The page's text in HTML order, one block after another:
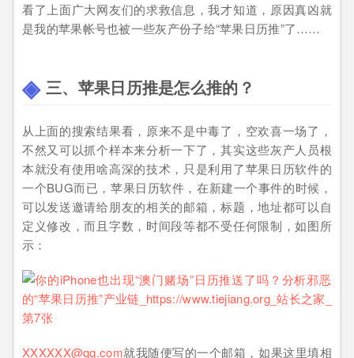
看了上面广大网友们的求救信息，我才知道，原因真凶就
是我的苹果帐号也被一些灰产份子给“苹果日历推”了……
三、苹果日历推是怎么推的？
从上面的搜索结果看，原来不是中毒了，空欢喜一场了，
不然又可以抓个样本来分析一下了，其实这些灰产人员根
本就没有使用啥高深的技术，只是利用了苹果日历软件的
一个BUG而已，苹果日历软件，在新建一个事件的时候，
可以发送邀请给朋友的相关的邮箱，标题，地址都可以自
定义修改，而且字数，时间段等都不受任何限制，如图所
示：
XXXXXX@qq.com就我随便写的一个邮箱，如果这里填相